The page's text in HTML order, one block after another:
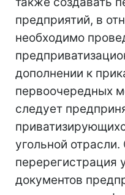
предприятий, в
необходимо
дополнении к
первоочередных
следует
угольной
перерегистрация
документов